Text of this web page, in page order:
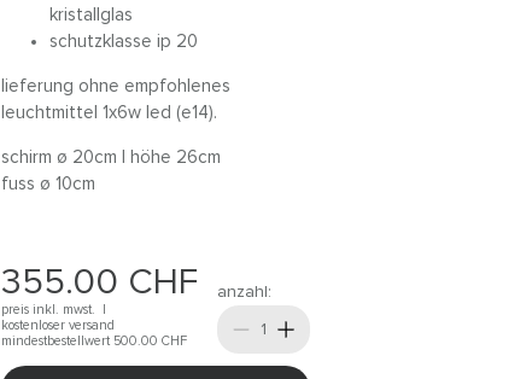
kristallglas
schutzklasse ip 20
lieferung ohne empfohlenes
leuchtmittel 1x6w led (e14).
schirm ø 20cm | höhe 26cm
fuss ø 10cm
355.00 CHF
preis inkl. mwst. |
kostenloser versand
mindestbestellwert 500.00 CHF
anzahl: